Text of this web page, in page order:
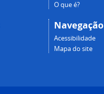
O que é?
Navegação
Acessibilidade
Mapa do site